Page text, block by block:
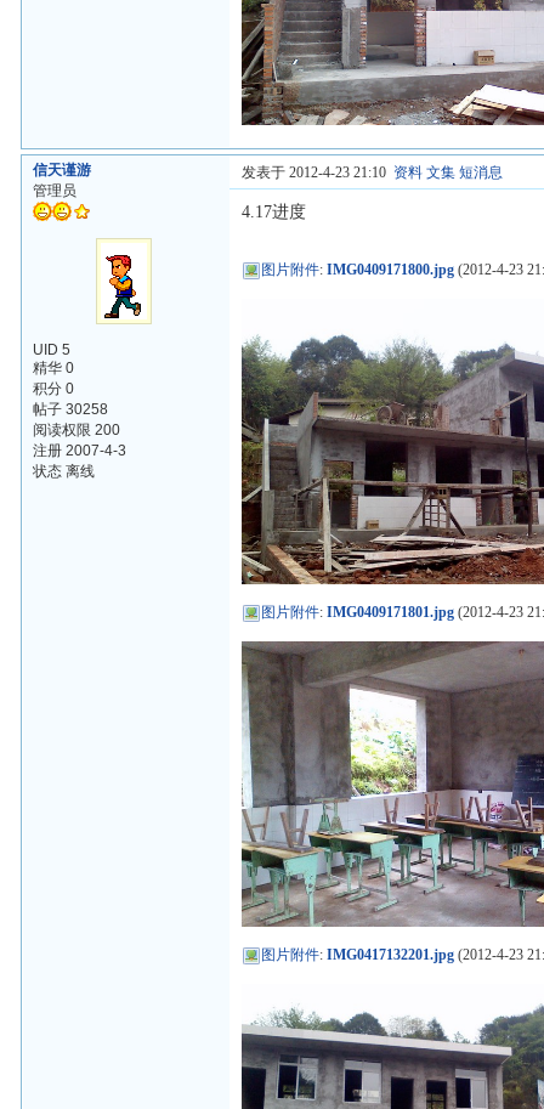
信天谨游
管理员
UID 5
精华 0
积分 0
帖子 30258
阅读权限 200
注册 2007-4-3
状态 离线
发表于 2012-4-23 21:10 资料 文集 短消息
4.17进度
图片附件:IMG0409171800.jpg (2012-4-23
图片附件:IMG0409171801.jpg (2012-4-23
图片附件:IMG0417132201.jpg (2012-4-23